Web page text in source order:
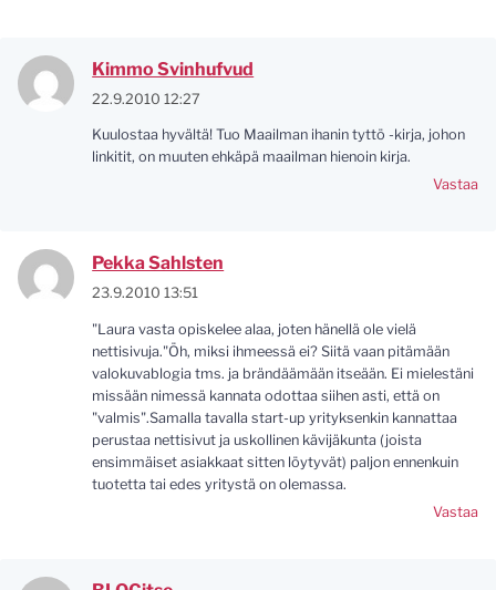
Kimmo Svinhufvud
22.9.2010 12:27
Kuulostaa hyvältä! Tuo Maailman ihanin tyttö -kirja, johon
linkitit, on muuten ehkäpä maailman hienoin kirja.
Vastaa
Pekka Sahlsten
23.9.2010 13:51
"Laura vasta opiskelee alaa, joten hänellä ole vielä
nettisivuja."Öh, miksi ihmeessä ei? Siitä vaan pitämään
valokuvablogia tms. ja brändäämään itseään. Ei mielestäni
missään nimessä kannata odottaa siihen asti, että on
"valmis".Samalla tavalla start-up yrityksenkin kannattaa
perustaa nettisivut ja uskollinen kävijäkunta (joista
ensimmäiset asiakkaat sitten löytyvät) paljon ennenkuin
tuotetta tai edes yritystä on olemassa.
Vastaa